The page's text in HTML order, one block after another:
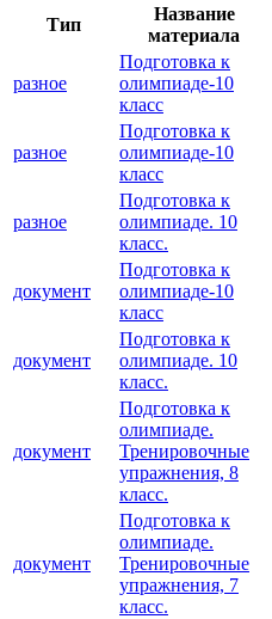
Тип
Название
материала
разное
Подготовка к
олимпиаде-10
класс
разное
Подготовка к
олимпиаде-10
класс
разное
Подготовка к
олимпиаде. 10
класс.
документ
Подготовка к
олимпиаде-10
класс
документ
Подготовка к
олимпиаде. 10
класс.
документ
Подготовка к
олимпиаде.
Тренировочные
упражнения, 8
класс.
документ
Подготовка к
олимпиаде.
Тренировочные
упражнения, 7
класс.